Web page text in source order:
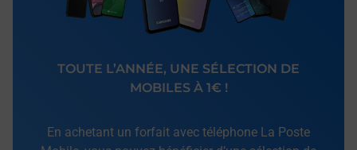
TOUTE L’ANNÉE, UNE SÉLECTION DE
MOBILES À 1€ !
En achetant un forfait avec téléphone La Poste